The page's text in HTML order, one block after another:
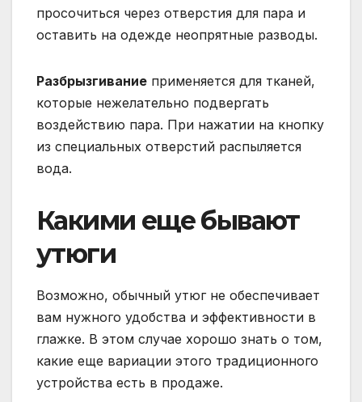
просочиться через отверстия для пара и
оставить на одежде неопрятные разводы.
Разбрызгивание применяется для тканей,
которые нежелательно подвергать
воздействию пара. При нажатии на кнопку
из специальных отверстий распыляется
вода.
Какими еще бывают
утюги
Возможно, обычный утюг не обеспечивает
вам нужного удобства и эффективности в
глажке. В этом случае хорошо знать о том,
какие еще вариации этого традиционного
устройства есть в продаже.